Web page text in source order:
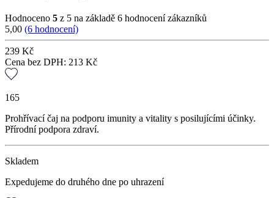
Hodnoceno 5 z 5 na základě 6 hodnocení zákazníků
5,00 (6 hodnocení)
239 Kč
Cena bez DPH: 213 Kč
165
Prohřívací čaj na podporu imunity a vitality s posilujícími účinky.
Přírodní podpora zdraví.
Skladem
Expedujeme do druhého dne po uhrazení